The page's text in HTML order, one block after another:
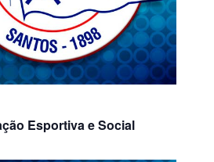
Esportiva e Social